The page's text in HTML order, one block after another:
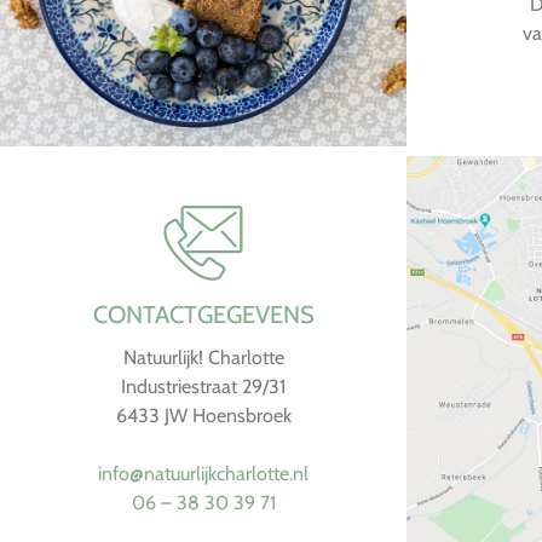
CONTACTGEGEVENS
Natuurlijk! Charlotte
Industriestraat 29/31
6433 JW Hoensbroek
info@natuurlijkcharlotte.nl
06 – 38 30 39 71